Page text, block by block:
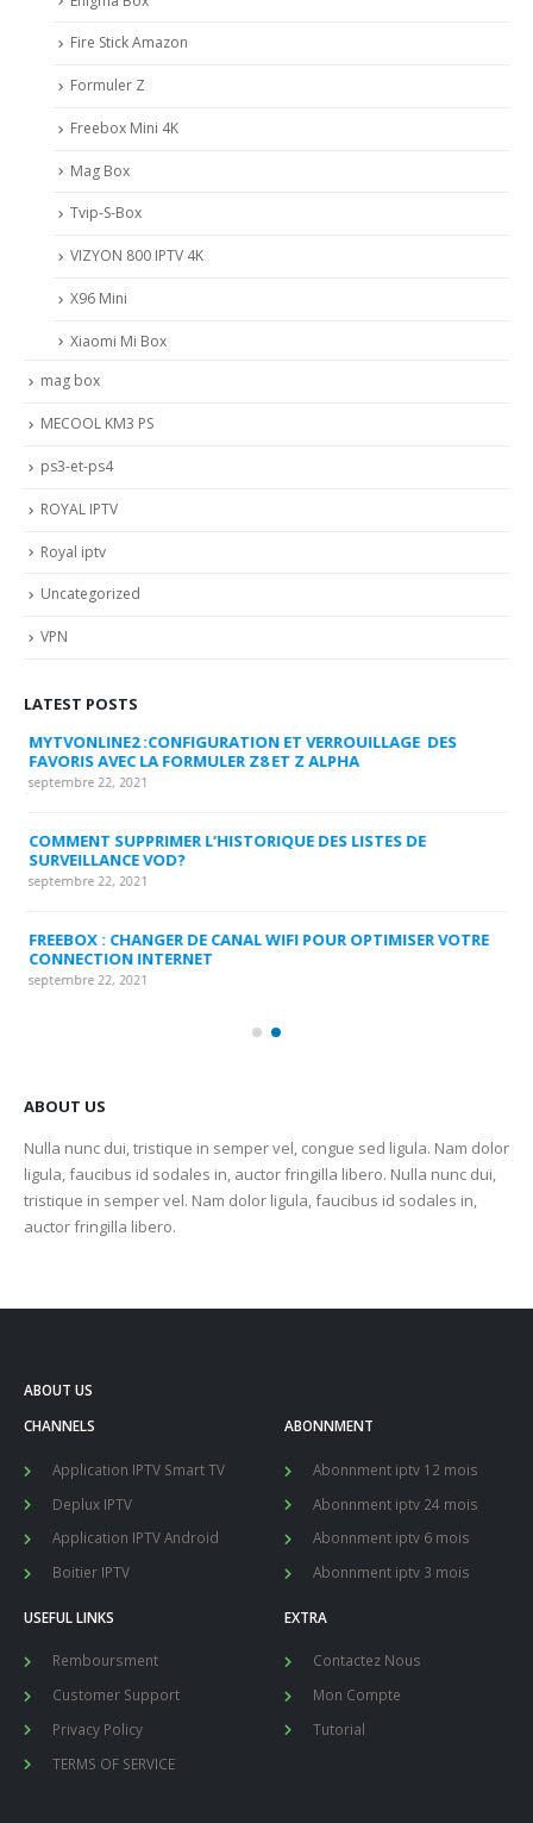
Fire Stick Amazon
Formuler Z
Freebox Mini 4K
Mag Box
Tvip-S-Box
VIZYON 800 IPTV 4K
X96 Mini
Xiaomi Mi Box
mag box
MECOOL KM3 PS
ps3-et-ps4
ROYAL IPTV
Royal iptv
Uncategorized
VPN
LATEST POSTS
MYTVONLINE2 :CONFIGURATION ET VERROUILLAGE DES
FAVORIS AVEC LA FORMULER Z8 ET Z ALPHA
septembre 22, 2021
COMMENT SUPPRIMER L’HISTORIQUE DES LISTES DE
SURVEILLANCE VOD?
septembre 22, 2021
FREEBOX : CHANGER DE CANAL WIFI POUR OPTIMISER VOTRE
CONNECTION INTERNET
septembre 22, 2021
ABOUT US
Nulla nunc dui, tristique in semper vel, congue sed ligula. Nam dolor
ligula, faucibus id sodales in, auctor fringilla libero. Nulla nunc dui,
tristique in semper vel. Nam dolor ligula, faucibus id sodales in,
auctor fringilla libero.
ABOUT US
CHANNELS
Application IPTV Smart TV
Deplux IPTV
Application IPTV Android
Boitier IPTV
ABONNMENT
Abonnment iptv 12 mois
Abonnment iptv 24 mois
Abonnment iptv 6 mois
Abonnment iptv 3 mois
USEFUL LINKS
Remboursment
Customer Support
Privacy Policy
TERMS OF SERVICE
EXTRA
Contactez Nous
Mon Compte
Tutorial